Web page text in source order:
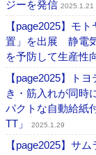
ジーを発信 2025.1.21
【page2025】モ
置」を出展 静電
を予防して生産性
【page2025】ト
き・筋入れが同時
パクトな自動給紙
TT」
2025.1.29
【page2025】サ